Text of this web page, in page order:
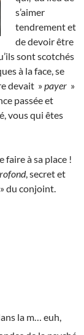
s’aimer
tendrement et
de devoir être
sont scotchés
à la face, se
devait »payer »
passée et
vous qui êtes
faire à sa place !
, secret et
» du conjoint.
la m… euh,